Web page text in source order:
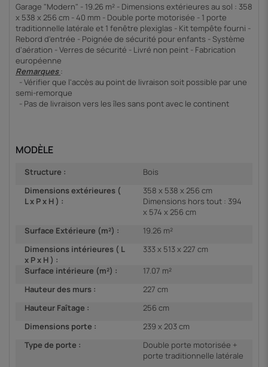
Garage "Modern" - 19.26 m² - Dimensions extérieures au sol : 358
x 538 x 256 cm - 40 mm - Double porte motorisée - 1 porte
traditionnelle latérale et 1 fenêtre plexiglas - Kit tempête fourni -
Rebord d'entrée - Poignée de sécurité pour enfants - Système
d'aération - Verres de sécurité - Livré non peint - Fabrication
européenne
Remarques:
- Vérifier que l'accès au point de livraison soit possible par une
semi-remorque
- Pas de livraison vers les îles sans pont avec le continent
MODÈLE
Structure :
Bois
Dimensions extérieures (
L x P x H ) :
358 x 538 x 256 cm
Dimensions hors tout : 394
x 574 x 256 cm
Surface Extérieure (m²) :
19.26 m²
Dimensions intérieures ( L
x P x H ) :
333 x 513 x 227 cm
Surface intérieure (m²) :
17.07 m²
Hauteur des murs :
227 cm
Hauteur Faîtage :
256 cm
Dimensions porte :
239 x 203 cm
Type de porte :
Double porte motorisée +
porte traditionnelle latérale